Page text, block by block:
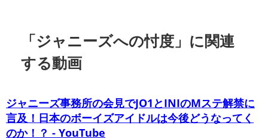
「ジャニーズへの忖度」に関連
する動画
ジャニーズ事務所の会見でJO1とINIのMステ解禁に
言及！日本のボーイズアイドルは今後どうなってく
のか！？ - YouTube